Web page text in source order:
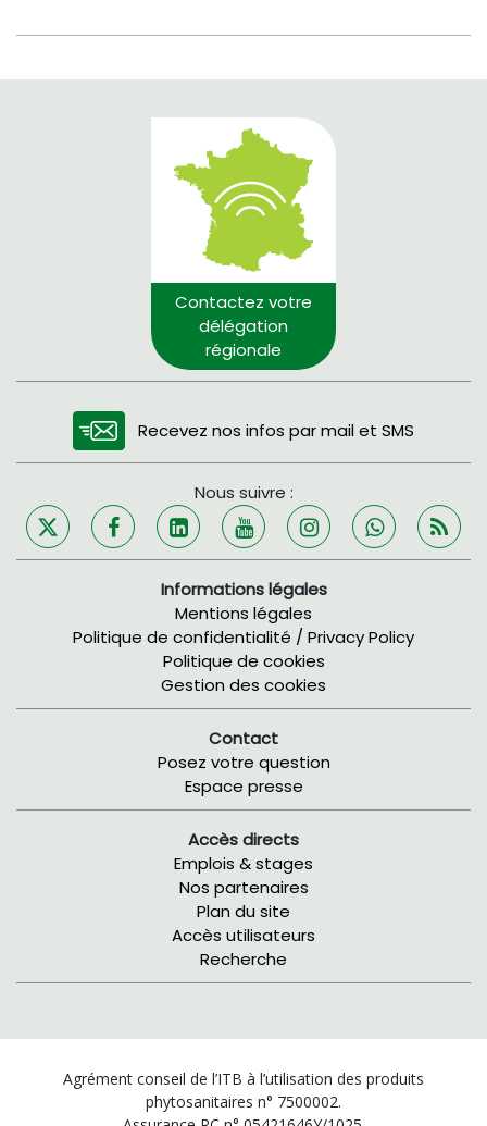
Contactez votre
délégation
régionale
Recevez nos infos par mail et SMS
Nous suivre :
Informations légales
Mentions légales
Politique de confidentialité / Privacy Policy
Politique de cookies
Gestion des cookies
Contact
Posez votre question
Espace presse
Accès directs
Emplois & stages
Nos partenaires
Plan du site
Accès utilisateurs
Recherche
Agrément conseil de l’ITB à l’utilisation des produits
phytosanitaires n° 7500002.